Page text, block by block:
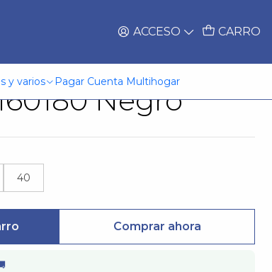
ACCESO CARRO
y varios Pagar Cuenta Multihogar
Colegio
Negro
40
Comprar ahora